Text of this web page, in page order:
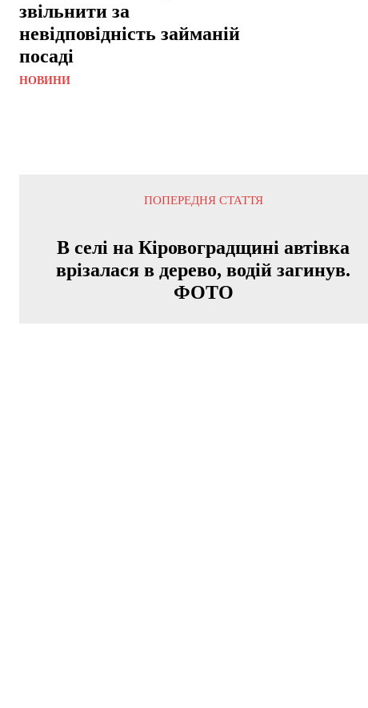
звільнити за
невідповідність займаній
посаді
НОВИНИ
ПОПЕРЕДНЯ СТАТТЯ
В селі на Кіровоградщині автівка
врізалася в дерево, водій загинув.
ФОТО